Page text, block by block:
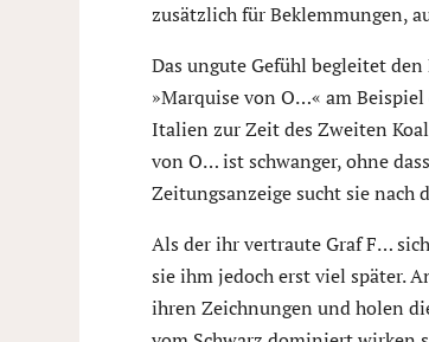
zusätzlich für Beklemmungen,
Das ungute Gefühl begleitet
»Marquise von O…« am
Italien zur Zeit des Zweiten
von O… ist schwanger, ohne
Zeitungsanzeige sucht sie nach
Als der ihr vertraute Graf F…
sie ihm jedoch erst viel später.
ihren Zeichnungen und holen